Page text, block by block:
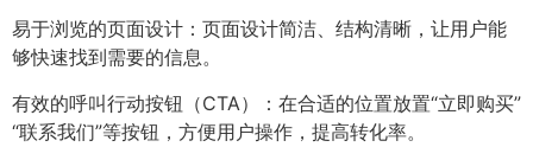
易于浏览的页面设计：页面设计简洁、结构清晰，让用户能
够快速找到需要的信息。
有效的呼叫行动按钮（CTA）：在合适的位置放置“立即购买”
“联系我们”等按钮，方便用户操作，提高转化率。